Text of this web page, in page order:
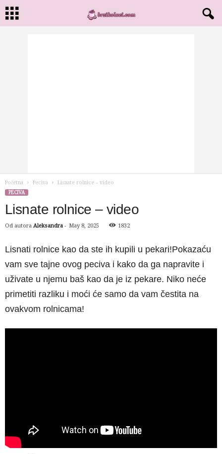
Početna Peciva
Lisnate rolnice – video
PECIVA
Lisnate rolnice – video
Od autora Aleksandra - May 8, 2025 1832
Lisnati rolnice kao da ste ih kupili u pekari!Pokazaću
vam sve tajne ovog peciva i kako da ga napravite i
uživate u njemu baš kao da je iz pekare. Niko neće
primetiti razliku i moći će samo da vam čestita na
ovakvom rolnicama!